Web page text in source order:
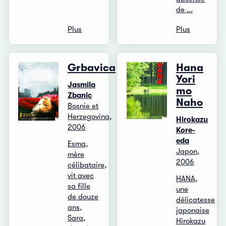
Plus
de ...
Plus
Grbavica
Jasmila
Zbanic
Bosnie et
Herzegovina,
2006
Esma,
mère
célibataire,
vit avec
sa fille
de douze
ans,
Sara,
Hana
Yori
mo
Naho
Hirokazu
Kore-
eda
Japon,
2006
HANA,
une
délicatesse
japonaise
Hirokazu